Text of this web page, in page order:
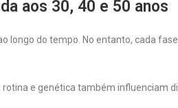
aos 30, 40 e 50 anos
longo do tempo. No entanto, cada
e genética também influenciam